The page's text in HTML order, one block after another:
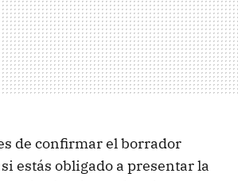
de confirmar el borrador
estás obligado a presentar la